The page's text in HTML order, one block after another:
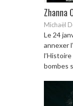
Zhanna
Michaël
Le 24
annexer
bombes